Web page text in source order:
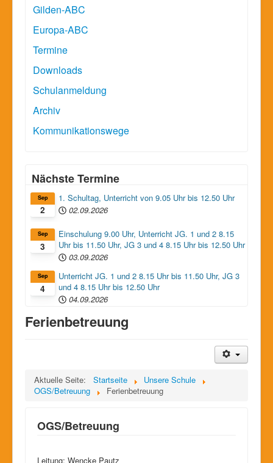
Gilden-ABC
Europa-ABC
Termine
Downloads
Schulanmeldung
Archiv
Kommunikationswege
Nächste Termine
2
Sep
1. Schultag, Unterricht von 9.05 Uhr bis 12.50 Uhr
02.09.2026
3
Sep
Einschulung 9.00 Uhr, Unterricht JG. 1 und 2 8.15
Uhr bis 11.50 Uhr, JG 3 und 4 8.15 Uhr bis 12.50 Uhr
03.09.2026
4
Sep
Unterricht JG. 1 und 2 8.15 Uhr bis 11.50 Uhr, JG 3
und 4 8.15 Uhr bis 12.50 Uhr
04.09.2026
Ferienbetreuung
Aktuelle Seite: Startseite
Unsere Schule
OGS/Betreuung
Ferienbetreuung
OGS/Betreuung
Leitung: Wencke Pautz